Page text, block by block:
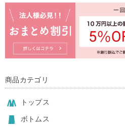
商品カテゴリ
トップス
ボトムス